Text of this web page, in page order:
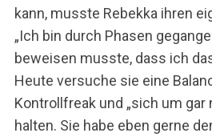
kann, musste Rebekka ihren
„Ich bin durch Phasen
beweisen musste, dass ich
Heute versuche sie eine
Kontrollfreak und „sich um
halten. Sie habe eben gerne